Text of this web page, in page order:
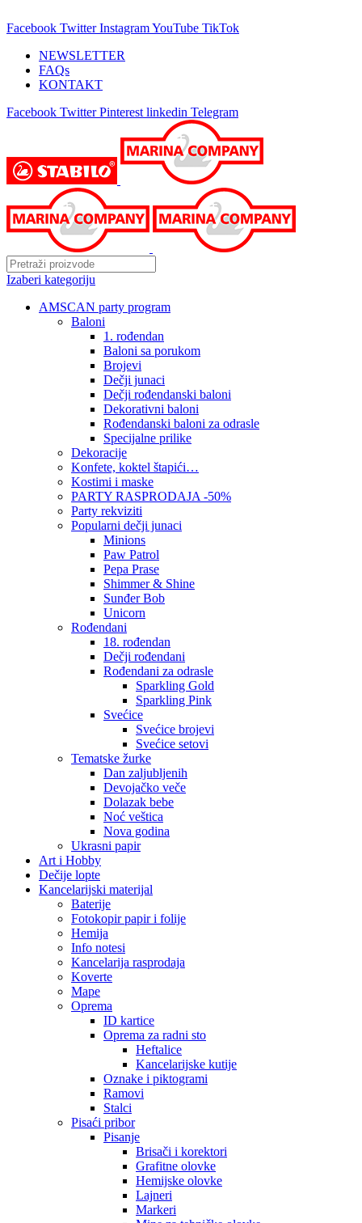
Facebook Twitter InstagramYouTube TikTok
NEWSLETTER
FAQs
KONTAKT
Facebook Twitter Pinterest linkedin Telegram
Izaberi kategoriju
AMSCAN party program
Baloni
1. rođendan
Baloni sa porukom
Brojevi
Dečji junaci
Dečji rođendanski baloni
Dekorativni baloni
Rođendanski baloni za odrasle
Specijalne prilike
Dekoracije
Konfete, koktel štapići…
Kostimi i maske
PARTY RASPRODAJA -50%
Party rekviziti
Popularni dečji junaci
Minions
Paw Patrol
Pepa Prase
Shimmer & Shine
Sunđer Bob
Unicorn
Rođendani
18. rođendan
Dečji rođendani
Rođendani za odrasle
Sparkling Gold
Sparkling Pink
Svećice
Svećice brojevi
Svećice setovi
Tematske žurke
Dan zaljubljenih
Devojačko veče
Dolazak bebe
Noć veštica
Nova godina
Ukrasni papir
Art i Hobby
Dečije lopte
Kancelarijski materijal
Baterije
Fotokopir papir i folije
Hemija
Info notesi
Kancelarija rasprodaja
Koverte
Mape
Oprema
ID kartice
Oprema za radni sto
Heftalice
Kancelarijske kutije
Oznake i piktogrami
Ramovi
Stalci
Pisaći pribor
Pisanje
Brisači i korektori
Grafitne olovke
Hemijske olovke
Lajneri
Markeri